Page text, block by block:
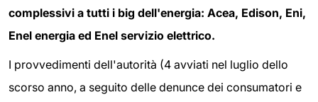
complessivi a tutti i big dell'energia: Acea, Edison, Eni,
Enel energia ed Enel servizio elettrico.
I provvedimenti dell'autorità (4 avviati nel luglio dello
scorso anno, a seguito delle denunce dei consumatori e